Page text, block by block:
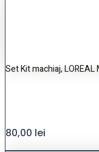
Set Kit machiaj, LOREAL
80,00 lei